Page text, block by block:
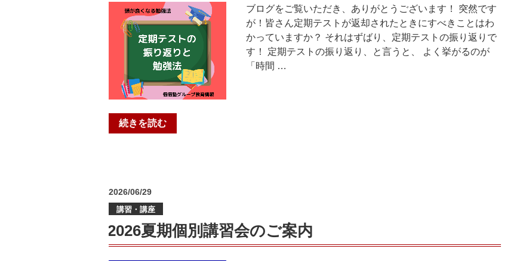
阪
公
入
試
｜
個
プ
2026
年
ブログをご覧いただき、ありがとうございます！ 突然です
が！皆さん定期テストが返却されたときにすべきことはわ
かっていますか？ それはずばり、定期テストの振り返りで
す！ 定期テストの振り返り、と言うと、 よく挙がるのが
「時間 …
“『定
期
の
振
返
続きを読む
投
日:
2026/06/29
講習・講座
2026夏期個別講習会のご案内